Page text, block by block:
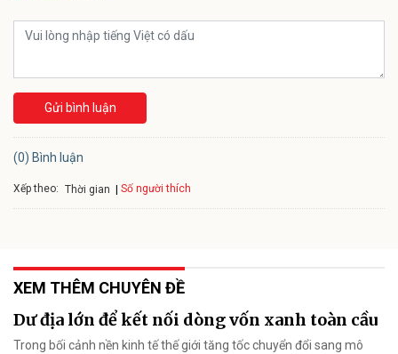
Gửi bình luận
(0) Bình luận
Xếp theo: Thời gian Số người thích
XEM THÊM CHUYÊN ĐỀ
Dư địa lớn để kết nối dòng vốn xanh toàn cầu
Trong bối cảnh nền kinh tế thế giới tăng tốc chuyển đổi sang mô